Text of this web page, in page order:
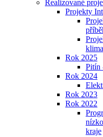
Realizované
Projekty
Rok 2025
Pitín
Rok 2024
Rok 2023
Rok 2022
kraje